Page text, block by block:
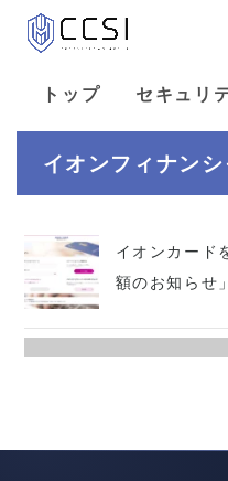
トップ セキュリ
イオンフィナン
イオンカード
額のお知らせ